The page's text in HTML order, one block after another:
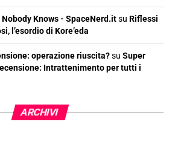
Knows - SpaceNerd.itsu Riflessi
l’esordio di Kore’eda
operazione riuscita?su Super
Intrattenimento per tutti i
ARCHIVI